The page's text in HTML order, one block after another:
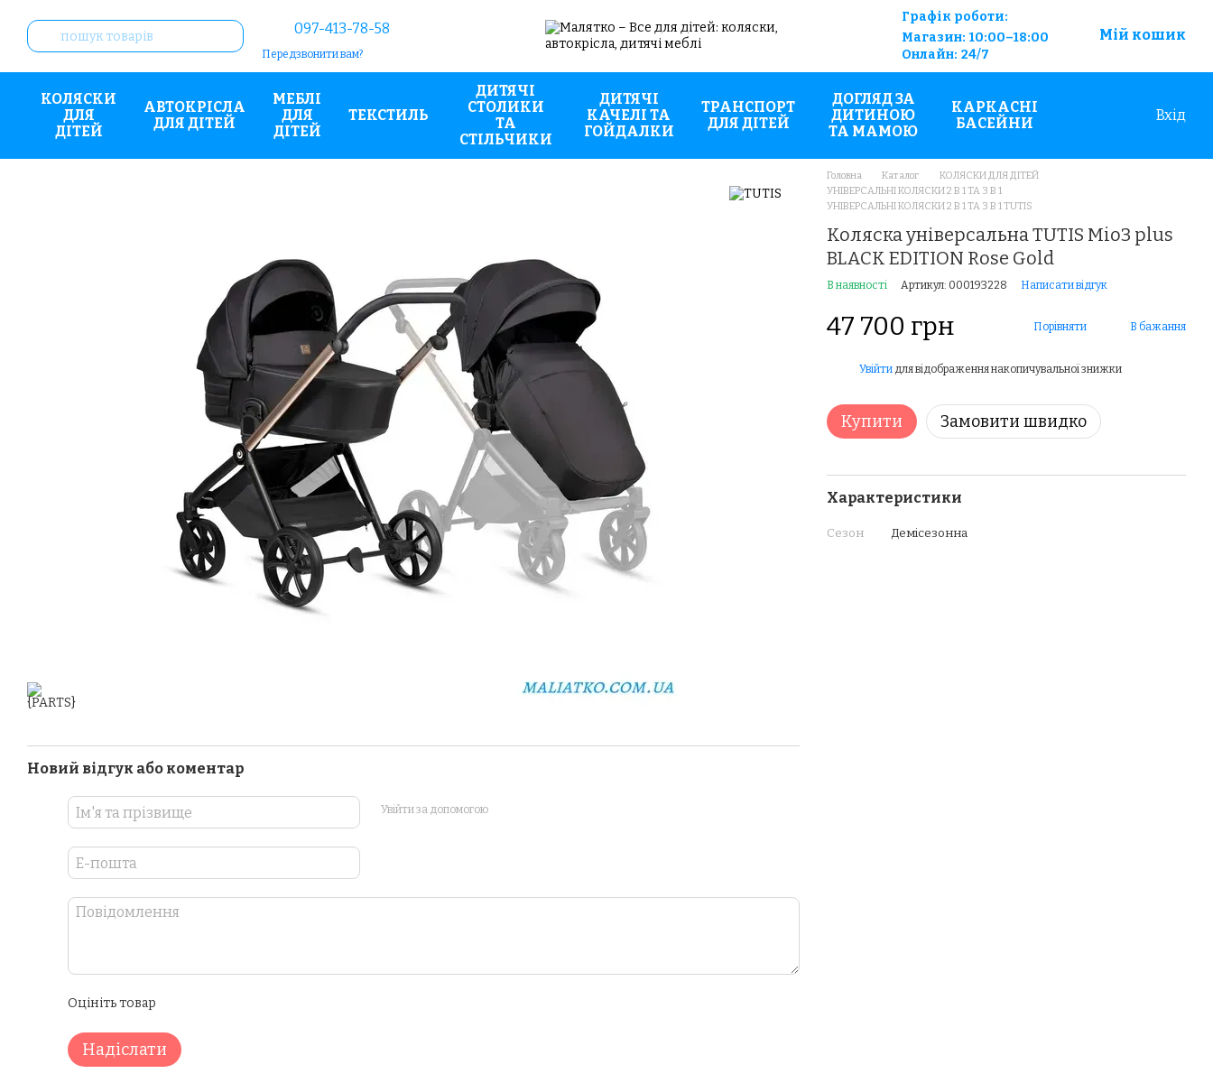
097-413-78-58
Передзвонити вам?
Графік роботи:
Магазин: 10:00–18:00
Онлайн: 24/7
Мій кошик
КОЛЯСКИ
ДЛЯ
ДІТЕЙ
АВТОКРІСЛА
ДЛЯ ДІТЕЙ
МЕБЛІ
ДЛЯ
ДІТЕЙ
ТЕКСТИЛЬ
ДИТЯЧІ
СТОЛИКИ
ТА
СТІЛЬЧИКИ
ДИТЯЧІ
КАЧЕЛІ ТА
ГОЙДАЛКИ
ТРАНСПОРТ
ДЛЯ ДІТЕЙ
ДОГЛЯД ЗА
ДИТИНОЮ
ТА МАМОЮ
КАРКАСНІ
БАСЕЙНИ
Вхід
Головна Каталог
КОЛЯСКИ ДЛЯ ДІТЕЙ
УНІВЕРСАЛЬНІ КОЛЯСКИ 2 В 1 ТА 3 В 1
УНІВЕРСАЛЬНІ КОЛЯСКИ 2 В 1 ТА 3 В 1 TUTIS
Коляска універсальна TUTIS Mio3 plus
BLACK EDITION Rose Gold
В наявності Артикул: 000193228 Написати відгук
47 700 грн Порівняти В бажання
Увійти для відображення накопичувальної знижки
Купити Замовити швидко
Характеристики
Сезон Демісезонна
Новий відгук або коментар
Увійти за допомогою
Оцініть товар
Надіслати